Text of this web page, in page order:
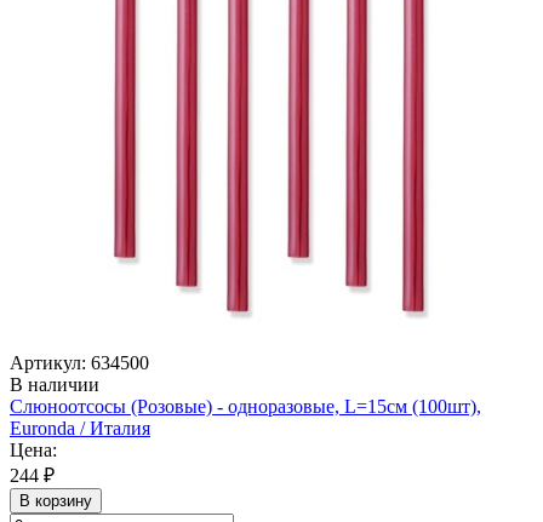
Артикул: 634500
В наличии
Слюноотсосы (Розовые) - одноразовые, L=15см (100шт),
Euronda / Италия
Цена:
244 ₽
В корзину